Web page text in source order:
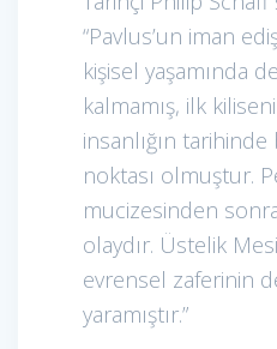
“Pavlus’un iman
kişisel yaşamında
kalmamış, ilk
insanlığın
noktası olmuştur.
mucizesinden
olaydır. Üstelik
evrensel zaferinin
yaramıştır.”